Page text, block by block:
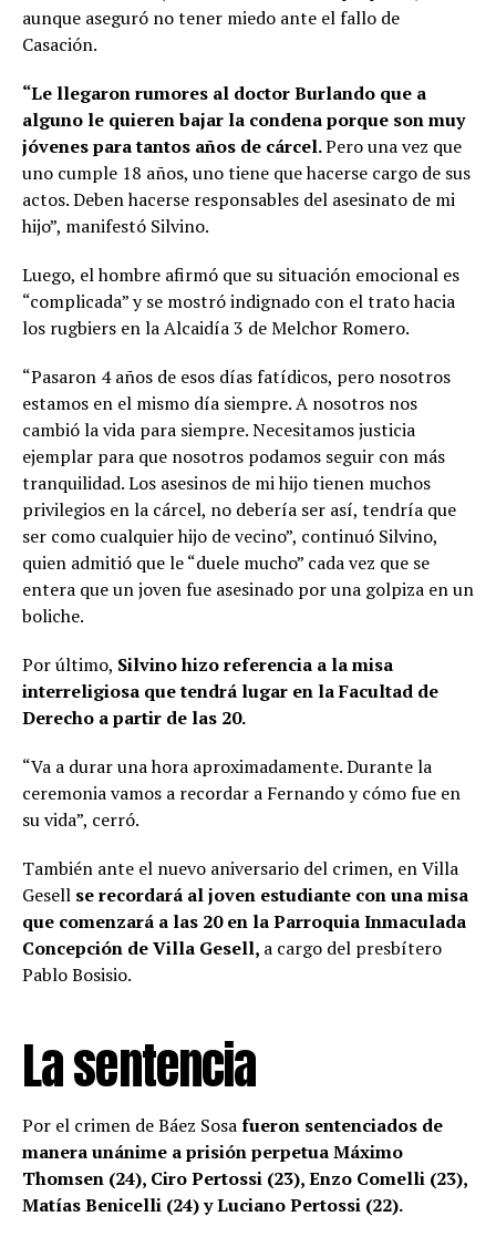
aunque aseguró no tener miedo ante el fallo de
Casación.
“Le llegaron rumores al doctor Burlando que a
alguno le quieren bajar la condena porque son muy
jóvenes para tantos años de cárcel.Pero una vez que
uno cumple 18 años, uno tiene que hacerse cargo de sus
actos. Deben hacerse responsables del asesinato de mi
hijo”, manifestó Silvino.
Luego, el hombre afirmó que su situación emocional es
“complicada” y se mostró indignado con el trato hacia
los rugbiers en la Alcaidía 3 de Melchor Romero.
“Pasaron 4 años de esos días fatídicos, pero nosotros
estamos en el mismo día siempre. A nosotros nos
cambió la vida para siempre. Necesitamos justicia
ejemplar para que nosotros podamos seguir con más
tranquilidad. Los asesinos de mi hijo tienen muchos
privilegios en la cárcel, no debería ser así, tendría que
ser como cualquier hijo de vecino”, continuó Silvino,
quien admitió que le “duele mucho” cada vez que se
entera que un joven fue asesinado por una golpiza en un
boliche.
Por último, Silvino hizo referencia a la misa
interreligiosa que tendrá lugar en la Facultad de
Derecho a partir de las 20.
“Va a durar una hora aproximadamente. Durante la
ceremonia vamos a recordar a Fernando y cómo fue en
su vida”, cerró.
También ante el nuevo aniversario del crimen, en Villa
Gesell se recordará al joven estudiante con una misa
que comenzará a las 20 en la Parroquia Inmaculada
Concepción de Villa Gesell, a cargo del presbítero
Pablo Bosisio.
La sentencia
Por el crimen de Báez Sosafueron sentenciados de
manera unánime a prisión perpetua Máximo
Thomsen (24), Ciro Pertossi (23), Enzo Comelli (23),
Matías Benicelli (24) y Luciano Pertossi (22).